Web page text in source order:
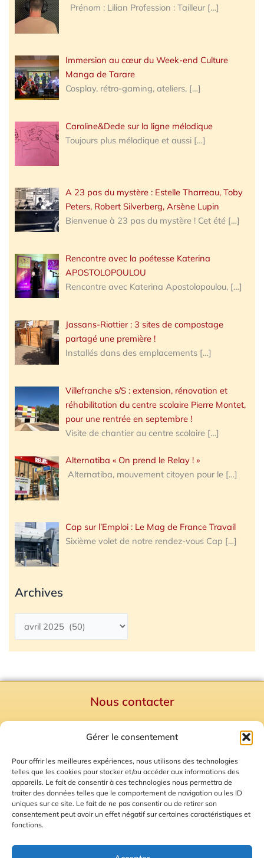
Gérer le consentement
Pour offrir les meilleures expériences, nous utilisons des technologies
telles que les cookies pour stocker et/ou accéder aux informations des
appareils. Le fait de consentir à ces technologies nous permettra de
traiter des données telles que le comportement de navigation ou les ID
uniques sur ce site. Le fait de ne pas consentir ou de retirer son
consentement peut avoir un effet négatif sur certaines caractéristiques et
fonctions.
Prénom : Lilian Profession : Tailleur […]
Immersion au cœur du Week-end Culture
Manga de Tarare
Cosplay, rétro-gaming, ateliers, […]
Caroline&Dede sur la ligne mélodique
Toujours plus mélodique et aussi […]
A 23 pas du mystère : Estelle Tharreau, Toby
Peters, Robert Silverberg, Arsène Lupin
Bienvenue à 23 pas du mystère ! Cet été […]
Rencontre avec la poétesse Katerina
APOSTOLOPOULOU
Rencontre avec Katerina Apostolopoulou, […]
Jassans-Riottier : 3 sites de compostage
partagé une première !
Installés dans des emplacements […]
Villefranche s/S : extension, rénovation et
réhabilitation du centre scolaire Pierre Montet,
pour une rentrée en septembre !
Visite de chantier au centre scolaire […]
Alternatiba « On prend le Relay ! »
Alternatiba, mouvement citoyen pour le […]
Cap sur l’Emploi : Le Mag de France Travail
Sixième volet de notre rendez-vous Cap […]
Archives
Nous contacter
Mentions Légales
Plan du site
Gestion des Cookies